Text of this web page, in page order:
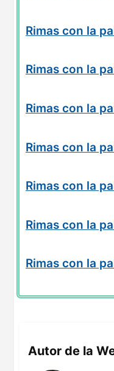
Rimas con la
Rimas con la
Rimas con la
Rimas con la
Rimas con la
Rimas con la
Rimas con la
Autor de la